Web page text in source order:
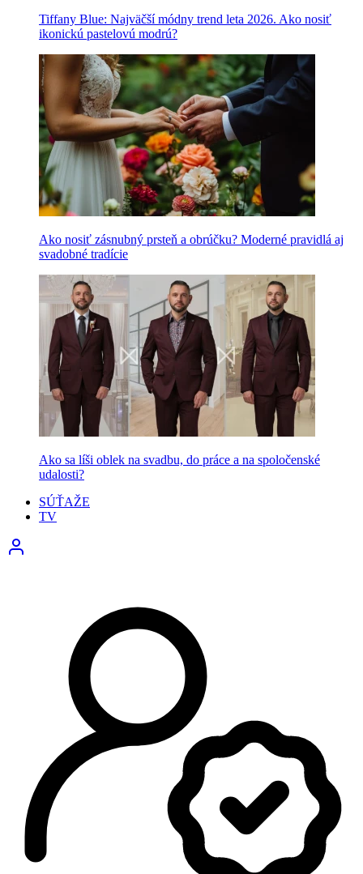
Tiffany Blue: Najväčší módny trend leta 2026. Ako nosiť
ikonickú pastelovú modrú?
Ako nosiť zásnubný prsteň a obrúčku? Moderné pravidlá aj
svadobné tradície
Ako sa líši oblek na svadbu, do práce a na spoločenské
udalosti?
SÚŤAŽE
TV